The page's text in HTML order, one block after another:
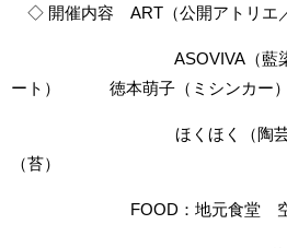
◇ 開催内容 ART（公開アトリエ／
ASOVIVA（藍染）
ート） 徳本萌子（ミシンカー）
ほくほく（陶芸） 日
（苔）
FOOD：地元食堂 空